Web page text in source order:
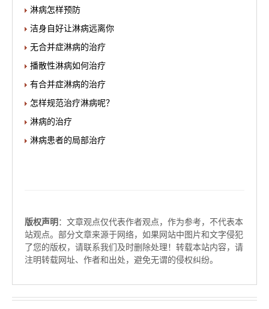
淋病怎样预防
洁身自好让淋病远离你
无合并症淋病的治疗
播散性淋病如何治疗
有合并症淋病的治疗
怎样规范治疗淋病呢？
淋病的治疗
淋病患者的局部治疗
版权声明 ：文章观点仅代表作者观点，作为参考，不代表本
站观点。部分文章来源于网络，如果网站中图片和文字侵犯
了您的版权，请联系我们及时删除处理！转载本站内容，请
注明转载网址、作者和出处，避免无谓的侵权纠纷。